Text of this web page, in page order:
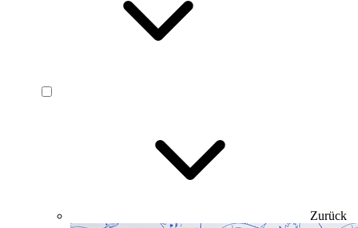
Zurück